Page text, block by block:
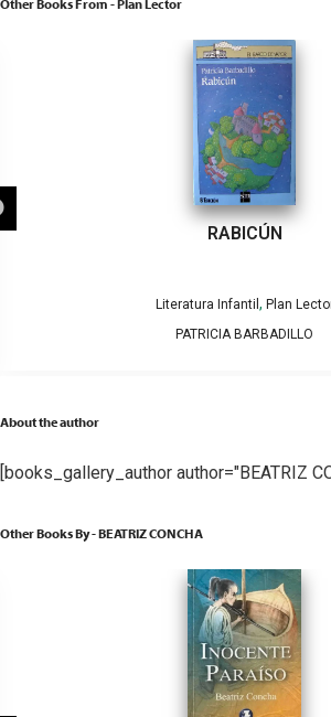
Other Books From - Plan Lector
RABICÚN
Literatura Infantil , Plan
PATRICIA BARBADILLO
About the author
[books_gallery_author author="BEATRIZ
Other Books By - BEATRIZ CONCHA